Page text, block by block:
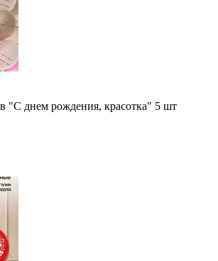
"С днем рождения, красотка" 5 шт